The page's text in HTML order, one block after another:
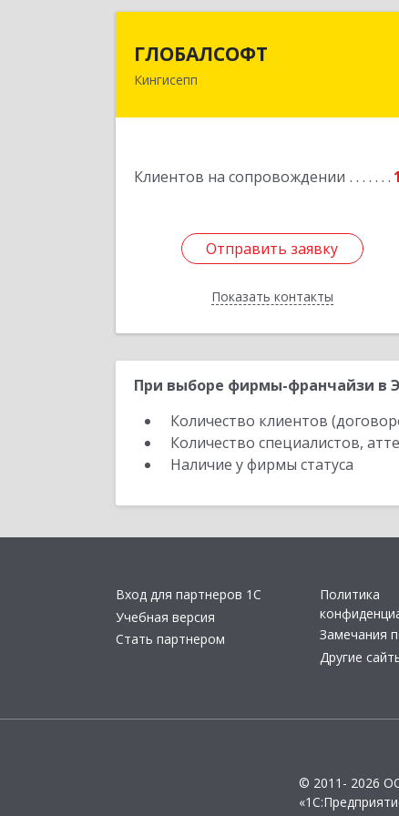
ГЛОБАЛСОФТ
Кингисепп
Клиентов на сопровождении
Отправить заявку
Показать контакты
Отправить заявку
Назад
При выборе фирмы-франчайзи в
Количество клиентов
Количество специалистов,
Наличие у фирмы статуса
Вход для партнеров 1С
Учебная версия
Стать партнером
Политика
Замечания
Другие
© 2011- 2026